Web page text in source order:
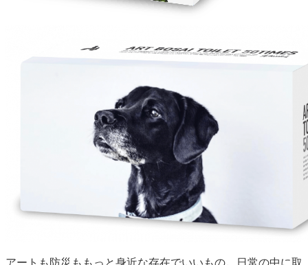
アートも防災ももっと身近な存在でいいもの。日常の中に取